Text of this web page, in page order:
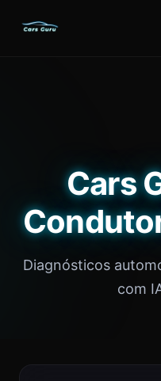
Cars
Diagnósticos
com